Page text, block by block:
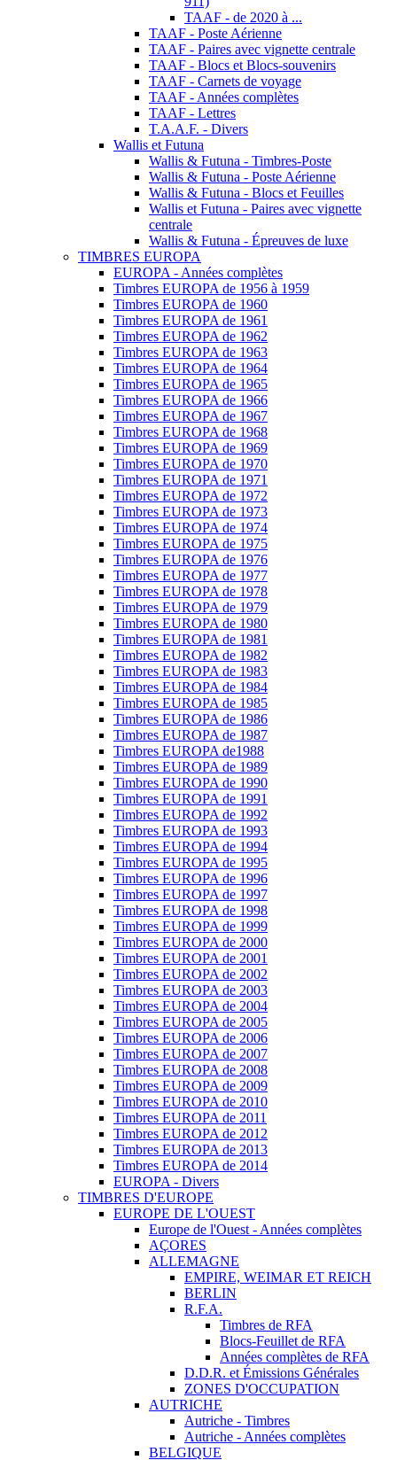
TAAF - de 2020 à ...
TAAF - Poste Aérienne
TAAF - Paires avec vignette centrale
TAAF - Blocs et Blocs-souvenirs
TAAF - Carnets de voyage
TAAF - Années complètes
TAAF - Lettres
T.A.A.F. - Divers
Wallis et Futuna
Wallis & Futuna - Timbres-Poste
Wallis & Futuna - Poste Aérienne
Wallis & Futuna - Blocs et Feuilles
Wallis et Futuna - Paires avec vignette
centrale
Wallis & Futuna - Épreuves de luxe
TIMBRES EUROPA
EUROPA - Années complètes
Timbres EUROPA de 1956 à 1959
Timbres EUROPA de 1960
Timbres EUROPA de 1961
Timbres EUROPA de 1962
Timbres EUROPA de 1963
Timbres EUROPA de 1964
Timbres EUROPA de 1965
Timbres EUROPA de 1966
Timbres EUROPA de 1967
Timbres EUROPA de 1968
Timbres EUROPA de 1969
Timbres EUROPA de 1970
Timbres EUROPA de 1971
Timbres EUROPA de 1972
Timbres EUROPA de 1973
Timbres EUROPA de 1974
Timbres EUROPA de 1975
Timbres EUROPA de 1976
Timbres EUROPA de 1977
Timbres EUROPA de 1978
Timbres EUROPA de 1979
Timbres EUROPA de 1980
Timbres EUROPA de 1981
Timbres EUROPA de 1982
Timbres EUROPA de 1983
Timbres EUROPA de 1984
Timbres EUROPA de 1985
Timbres EUROPA de 1986
Timbres EUROPA de 1987
Timbres EUROPA de1988
Timbres EUROPA de 1989
Timbres EUROPA de 1990
Timbres EUROPA de 1991
Timbres EUROPA de 1992
Timbres EUROPA de 1993
Timbres EUROPA de 1994
Timbres EUROPA de 1995
Timbres EUROPA de 1996
Timbres EUROPA de 1997
Timbres EUROPA de 1998
Timbres EUROPA de 1999
Timbres EUROPA de 2000
Timbres EUROPA de 2001
Timbres EUROPA de 2002
Timbres EUROPA de 2003
Timbres EUROPA de 2004
Timbres EUROPA de 2005
Timbres EUROPA de 2006
Timbres EUROPA de 2007
Timbres EUROPA de 2008
Timbres EUROPA de 2009
Timbres EUROPA de 2010
Timbres EUROPA de 2011
Timbres EUROPA de 2012
Timbres EUROPA de 2013
Timbres EUROPA de 2014
EUROPA - Divers
TIMBRES D'EUROPE
EUROPE DE L'OUEST
Europe de l'Ouest - Années complètes
AÇORES
ALLEMAGNE
EMPIRE, WEIMAR ET REICH
BERLIN
R.F.A.
Timbres de RFA
Blocs-Feuillet de RFA
Années complètes de RFA
D.D.R. et Émissions Générales
ZONES D'OCCUPATION
AUTRICHE
Autriche - Timbres
Autriche - Années complètes
BELGIQUE